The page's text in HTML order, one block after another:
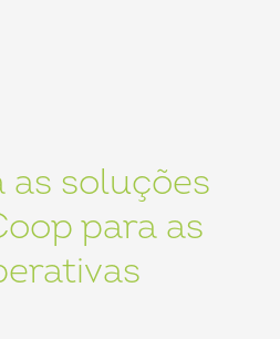
as soluções
para as